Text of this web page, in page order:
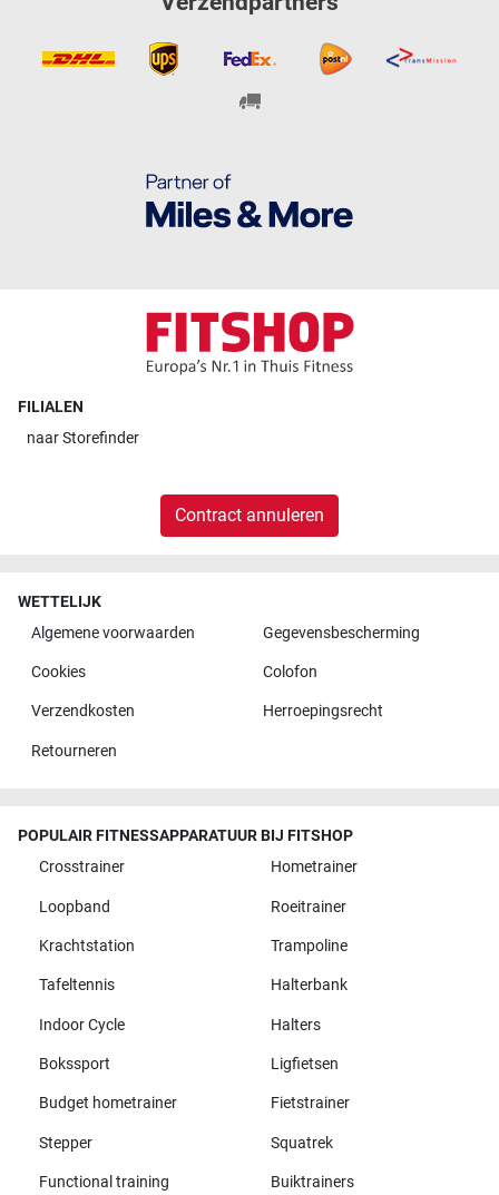
FILIALEN
naarStorefinder
Contract annuleren
WETTELIJK
Algemene voorwaarden
Gegevensbescherming
Cookies Colofon
Verzendkosten Herroepingsrecht
Retourneren
POPULAIR FITNESSAPPARATUUR BIJ FITSHOP
Crosstrainer
Hometrainer
Loopband Roeitrainer
Krachtstation Trampoline
Tafeltennis Halterbank
Indoor Cycle Halters
Bokssport Ligfietsen
Budget hometrainer Fietstrainer
Stepper Squatrek
Functional training Buiktrainers